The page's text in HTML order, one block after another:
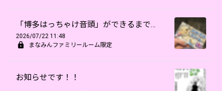
「博多はっちゃけ音頭」ができるまで…
2026/07/22 11:48
まなみんファミリールーム限定
お知らせです！！